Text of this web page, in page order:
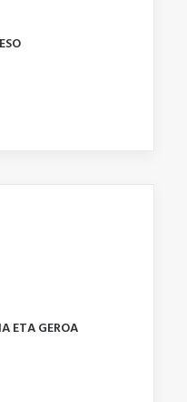
ETA GEROA